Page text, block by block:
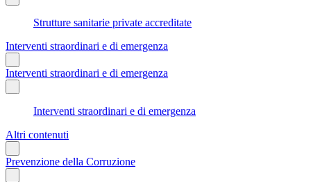
Strutture sanitarie private accreditate
Interventi straordinari e di emergenza
Interventi straordinari e di emergenza
Interventi straordinari e di emergenza
Altri contenuti
Prevenzione della Corruzione